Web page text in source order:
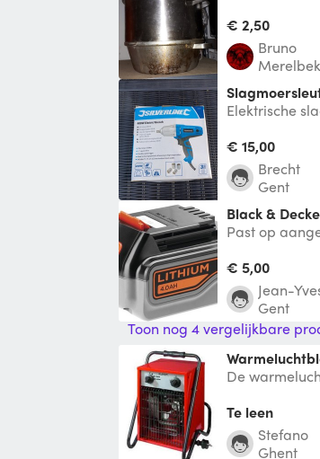
kraantje
€ 2,50
Bruno
Elektrische
€ 15,00
Brecht
Gent
Black &
Past op
€ 5,00
Jean-
Gent
Toon nog 4 vergelijkbare
De
voor het
een we
Te leen
Stefano
Ghent